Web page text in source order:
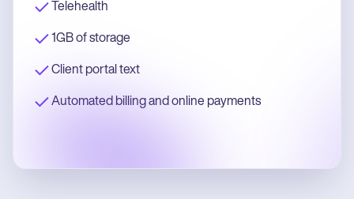
Telehealth
1GB of storage
Client portal text
Automated billing and online payments